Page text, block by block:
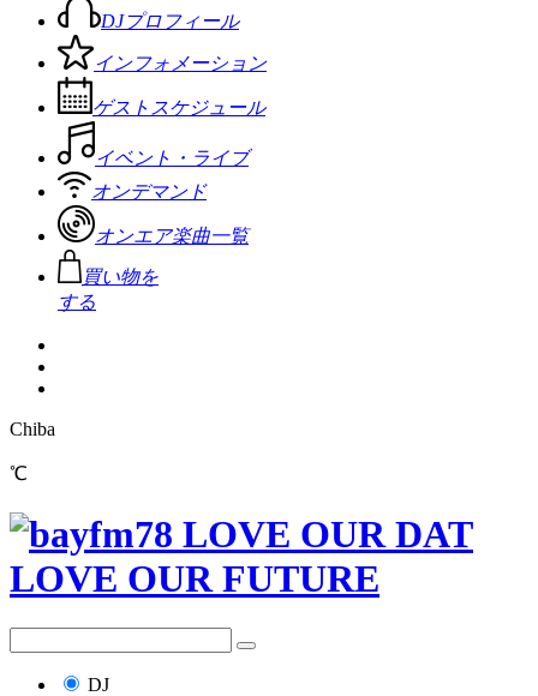
DJプロフィール
インフォメーション
ゲストスケジュール
イベント・ライブ
オンデマンド
オンエア楽曲一覧
買い物を
する
Chiba
℃
DJ